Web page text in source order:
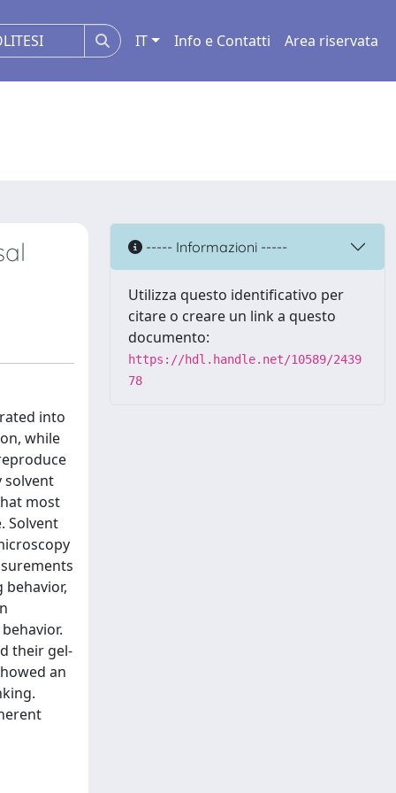
IT Info e Contatti Area riservata
into
while
solvent
most
Solvent
their gel-
an
----- Informazioni -----
Utilizza questo identificativo per
citare o creare un link a questo
documento:
https://hdl.handle.net/10589/2439
78